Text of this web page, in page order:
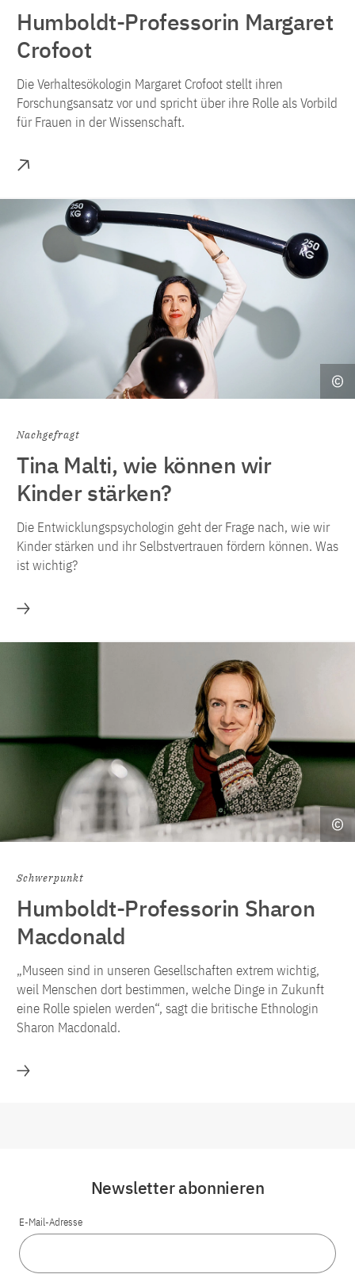
Humboldt-Professorin Margaret
Crofoot
Die Verhaltesökologin Margaret Crofoot stellt ihren
Forschungsansatz vor und spricht über ihre Rolle als Vorbild
für Frauen in der Wissenschaft.
Nachgefragt
Tina Malti, wie können wir
Kinder stärken?
Die Entwicklungspsychologin geht der Frage nach, wie wir
Kinder stärken und ihr Selbstvertrauen fördern können. Was
ist wichtig?
Schwerpunkt
Humboldt-Professorin Sharon
Macdonald
„Museen sind in unseren Gesellschaften extrem wichtig,
weil Menschen dort bestimmen, welche Dinge in Zukunft
eine Rolle spielen werden“, sagt die britische Ethnologin
Sharon Macdonald.
Newsletter abonnieren
E-Mail-Adresse